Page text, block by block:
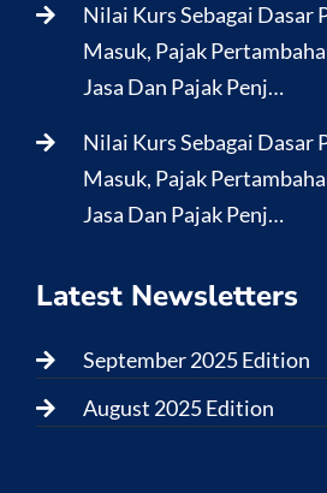
Nilai Kurs Sebagai Dasar
Masuk, Pajak
Jasa Dan Pajak Penj…
Nilai Kurs Sebagai Dasar
Masuk, Pajak
Jasa Dan Pajak Penj…
Latest Newsletters
September 2025 Edition
August 2025 Edition